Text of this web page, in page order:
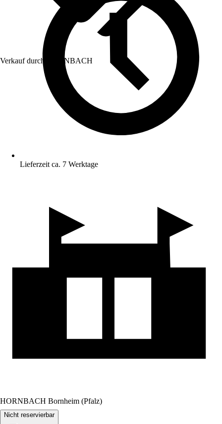
Verkauf durch: HORNBACH
Lieferzeit ca. 7 Werktage
HORNBACH Bornheim (Pfalz)
Nicht reservierbar